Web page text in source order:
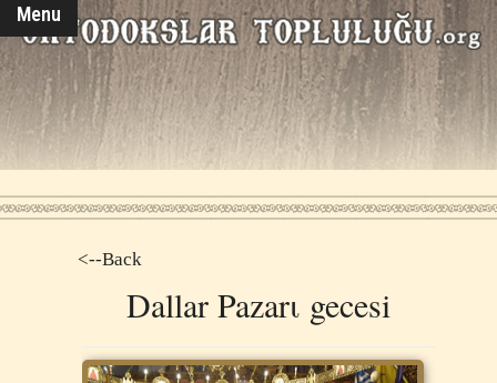
Menu
<--Back
Dallar Pazarι gecesi